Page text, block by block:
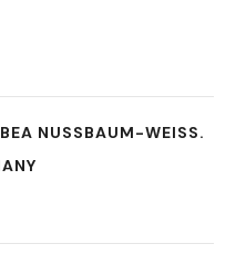
NUSSBAUM-WEISS. MA